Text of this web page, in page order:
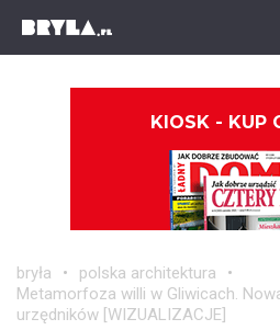
KIOSK - KUP
bryła
polska architektura
Metamorfoza willi w Gliwicach.
urzędników [WIZUALIZACJE]